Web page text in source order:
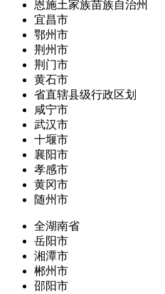
恩施土家族苗族自治州
宜昌市
鄂州市
荆州市
荆门市
黄石市
省直辖县级行政区划
咸宁市
武汉市
十堰市
襄阳市
孝感市
黄冈市
随州市
全湖南省
岳阳市
湘潭市
郴州市
邵阳市